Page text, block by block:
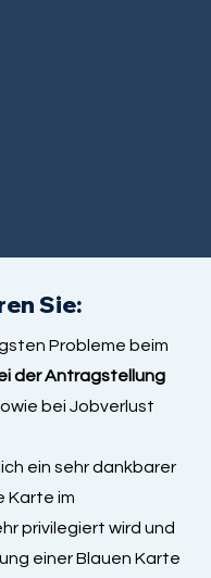
Sie:
Probleme beim
der Antragstellung
bei Jobverlust
ein sehr dankbarer
Karte im
privilegiert wird und
einer Blauen Karte